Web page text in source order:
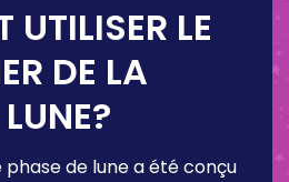
LE
DE LA
de lune a été conçu